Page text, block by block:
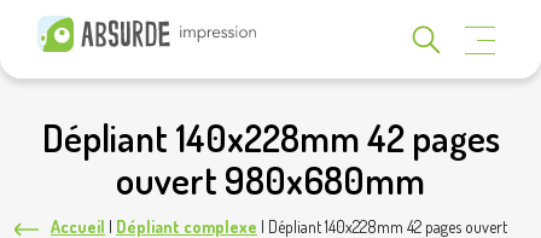
Dépliant 140x228mm 42 pages
ouvert 980x680mm
Accueil | Dépliant complexe | Dépliant 140x228mm 42 pages ouvert